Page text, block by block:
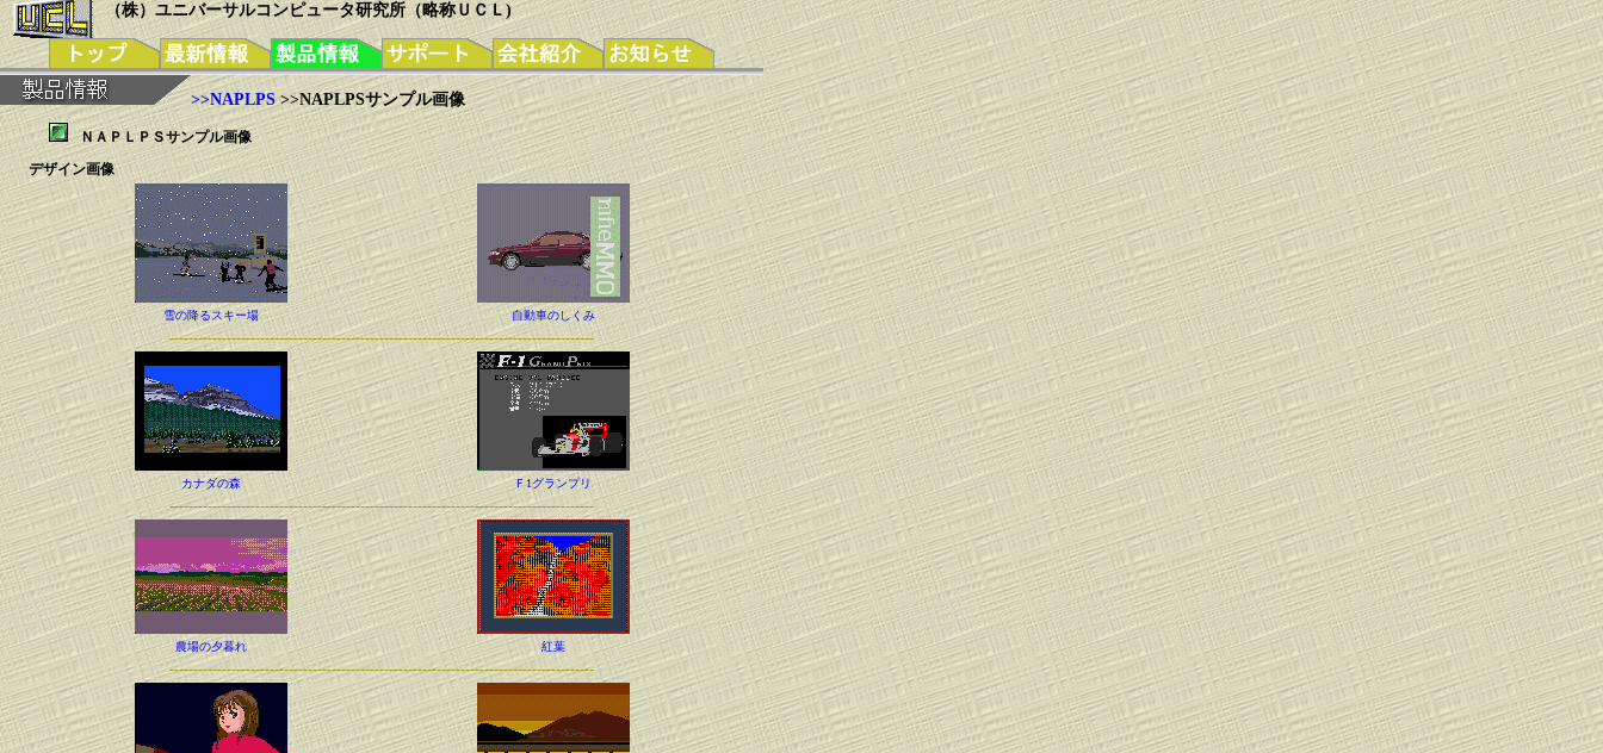
（株）ユニバーサルコンピュータ研究所（略称ＵＣＬ)
>>NAPLPS>>NAPLPSサンプル画像
ＮＡＰＬＰＳサンプル画像
デザイン画像
雪の降るスキー場 自動車のしくみ
-----------------------------------------------------------------------------------------
カナダの森 Ｆ1グランプリ
-----------------------------------------------------------------------------------------
農場の夕暮れ 紅葉
-----------------------------------------------------------------------------------------